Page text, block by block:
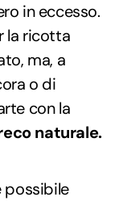
in eccesso.
la ricotta
ma, a
o di
con la
naturale.
possibile